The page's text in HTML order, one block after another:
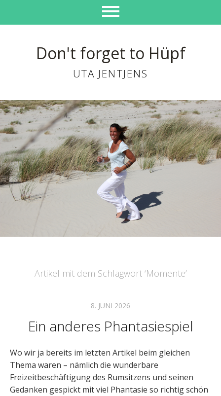
Don't forget to Hüpf
UTA JENTJENS
Artikel mit dem Schlagwort ‘Momente’
8. JUNI 2026
Ein anderes Phantasiespiel
Wo wir ja bereits im letzten Artikel beim gleichen
Thema waren – nämlich die wunderbare
Freizeitbeschäftigung des Rumsitzens und seinen
Gedanken gespickt mit viel Phantasie so richtig schön